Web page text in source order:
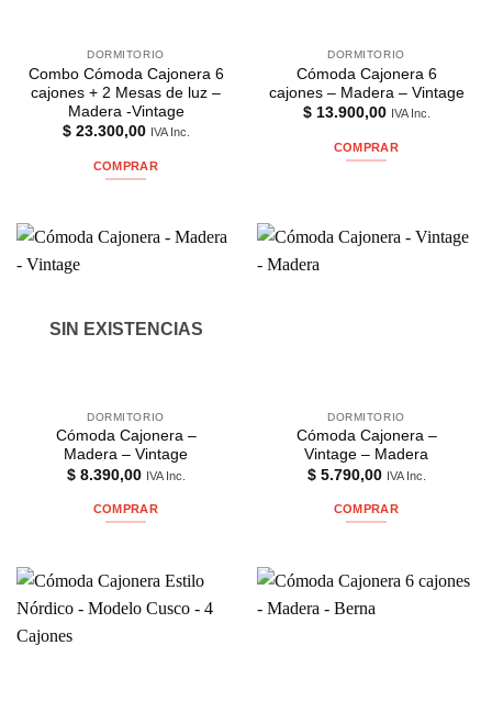
DORMITORIO
Combo Cómoda Cajonera 6
cajones + 2 Mesas de luz –
Madera -Vintage
$23.300,00 IVA Inc.
COMPRAR
DORMITORIO
Cómoda Cajonera 6
cajones – Madera – Vintage
$13.900,00 IVA Inc.
COMPRAR
SIN EXISTENCIAS
DORMITORIO
Cómoda Cajonera –
Madera – Vintage
$8.390,00 IVA Inc.
COMPRAR
DORMITORIO
Cómoda Cajonera –
Vintage – Madera
$5.790,00 IVA Inc.
COMPRAR